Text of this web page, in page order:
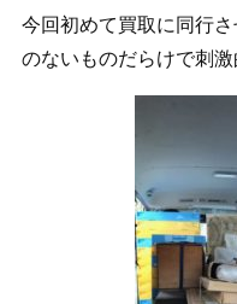
今回初めて買取に同行
のないものだらけで刺激